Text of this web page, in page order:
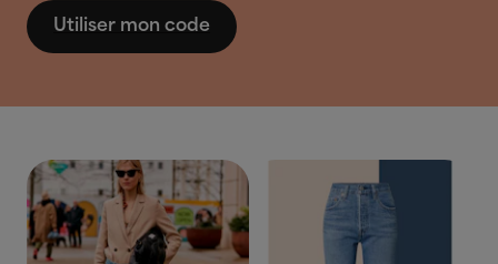
Utiliser mon code